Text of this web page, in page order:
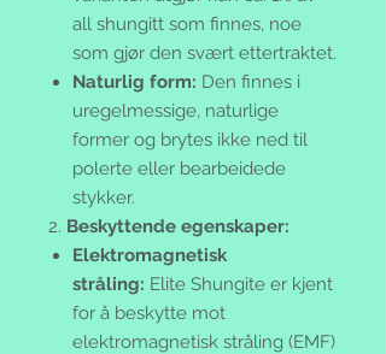
all shungitt som finnes, noe
som gjør den svært ettertraktet.
Naturlig form: Den finnes i
uregelmessige, naturlige
former og brytes ikke ned til
polerte eller bearbeidede
stykker.
2. Beskyttende egenskaper:
Elektromagnetisk
stråling: Elite Shungite er kjent
for å beskytte mot
elektromagnetisk stråling (EMF)